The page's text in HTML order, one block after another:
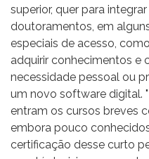
superior, quer para
doutoramentos, em
especiais de acesso,
adquirir conhecimentos e
necessidade pessoal ou
um novo software digital.
entram os cursos breves
embora pouco
certificação desse curto